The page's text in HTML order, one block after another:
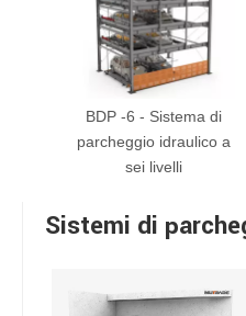
BDP -6 - Sistema di
parcheggio idraulico a
sei livelli
Sistemi di